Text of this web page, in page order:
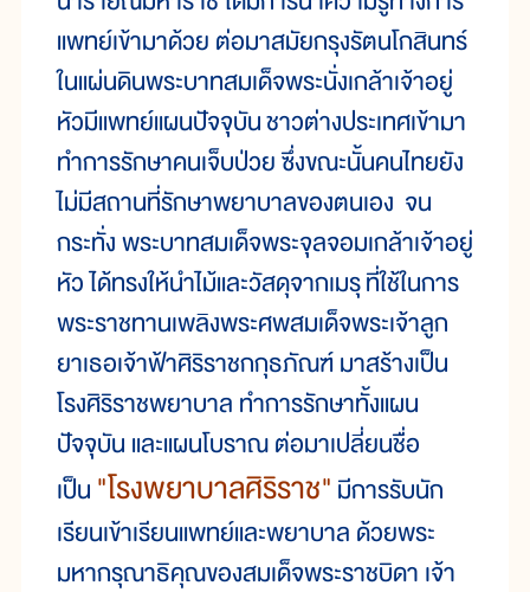
แพทย์เข้ามาด้วย ต่อมาสมัยกรุงรัตนโกสินทร์
ในแผ่นดินพระบาทสมเด็จพระนั่งเกล้าเจ้าอยู่
หัวมีแพทย์แผนปัจจุบันชาวต่างประเทศเข้ามา
ทำการรักษาคนเจ็บป่วย ซึ่งขณะนั้นคนไทยยัง
ไม่มีสถานที่รักษาพยาบาลของตนเอง จน
กระทั่ง พระบาทสมเด็จพระจุลจอมเกล้าเจ้าอยู่
หัว ได้ทรงให้นำไม้และวัสดุจากเมรุที่ใช้ในการ
พระราชทานเพลิงพระศพสมเด็จพระเจ้าลูก
ยาเธอเจ้าฟ้าศิริราชกกุธภัณฑ์ มาสร้างเป็น
โรงศิริราชพยาบาล ทำการรักษาทั้งแผน
ปัจจุบัน และแผนโบราณ ต่อมาเปลี่ยนชื่อ
เป็น "โรงพยาบาลศิริราช" มีการรับนัก
เรียนเข้าเรียนแพทย์และพยาบาล ด้วยพระ
มหากรุณาธิคุณของสมเด็จพระราชบิดา เจ้า